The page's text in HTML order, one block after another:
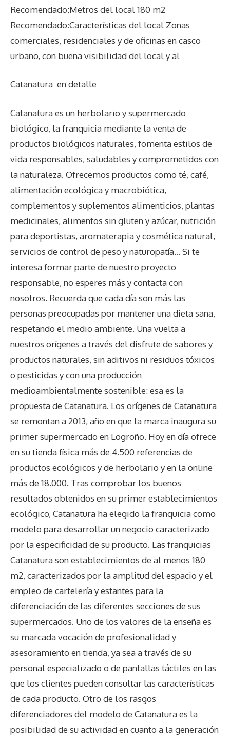
Recomendado:Metros del local 180 m2
Recomendado:Características del local Zonas
comerciales, residenciales y de oficinas en casco
urbano, con buena visibilidad del local y al
Catanatura en detalle
Catanatura es un herbolario y supermercado
biológico, la franquicia mediante la venta de
productos biológicos naturales, fomenta estilos de
vida responsables, saludables y comprometidos con
la naturaleza. Ofrecemos productos como té, café,
alimentación ecológica y macrobiótica,
complementos y suplementos alimenticios, plantas
medicinales, alimentos sin gluten y azúcar, nutrición
para deportistas, aromaterapia y cosmética natural,
servicios de control de peso y naturopatía… Si te
interesa formar parte de nuestro proyecto
responsable, no esperes más y contacta con
nosotros. Recuerda que cada día son más las
personas preocupadas por mantener una dieta sana,
respetando el medio ambiente. Una vuelta a
nuestros orígenes a través del disfrute de sabores y
productos naturales, sin aditivos ni residuos tóxicos
o pesticidas y con una producción
medioambientalmente sostenible: esa es la
propuesta de Catanatura. Los orígenes de Catanatura
se remontan a 2013, año en que la marca inaugura su
primer supermercado en Logroño. Hoy en día ofrece
en su tienda física más de 4.500 referencias de
productos ecológicos y de herbolario y en la online
más de 18.000. Tras comprobar los buenos
resultados obtenidos en su primer establecimientos
ecológico, Catanatura ha elegido la franquicia como
modelo para desarrollar un negocio caracterizado
por la especificidad de su producto. Las franquicias
Catanatura son establecimientos de al menos 180
m2, caracterizados por la amplitud del espacio y el
empleo de cartelería y estantes para la
diferenciación de las diferentes secciones de sus
supermercados. Uno de los valores de la enseña es
su marcada vocación de profesionalidad y
asesoramiento en tienda, ya sea a través de su
personal especializado o de pantallas táctiles en las
que los clientes pueden consultar las características
de cada producto. Otro de los rasgos
diferenciadores del modelo de Catanatura es la
posibilidad de su actividad en cuanto a la generación